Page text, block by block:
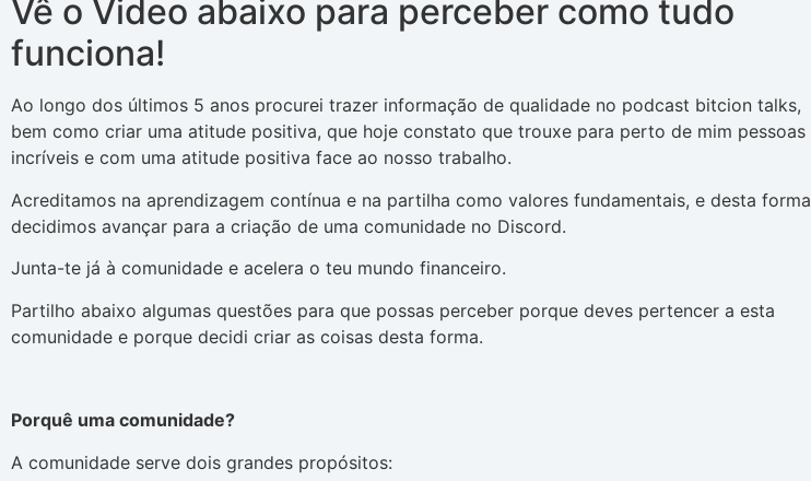
Vê o Video abaixo para perceber como tudo
funciona!
Ao longo dos últimos 5 anos procurei trazer informação de qualidade no podcast bitcion talks,
bem como criar uma atitude positiva, que hoje constato que trouxe para perto de mim pessoas
incríveis e com uma atitude positiva face ao nosso trabalho.
Acreditamos na aprendizagem contínua e na partilha como valores fundamentais, e desta forma
decidimos avançar para a criação de uma comunidade no Discord.
Junta-te já à comunidade e acelera o teu mundo financeiro.
Partilho abaixo algumas questões para que possas perceber porque deves pertencer a esta
comunidade e porque decidi criar as coisas desta forma.
Porquê uma comunidade?
A comunidade serve dois grandes propósitos: